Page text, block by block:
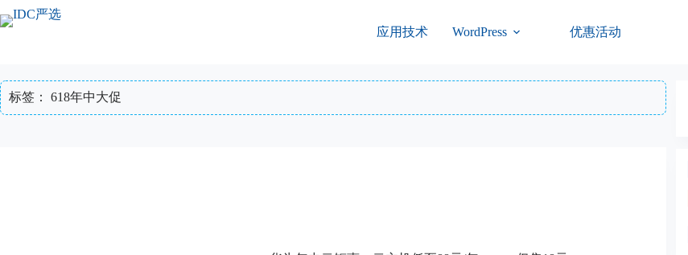
至
应用技术 WordPress 优惠活动
标签： 618年中大促